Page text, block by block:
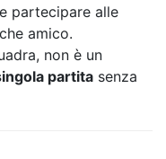
partecipare alle
amico.
non è un
partita senza